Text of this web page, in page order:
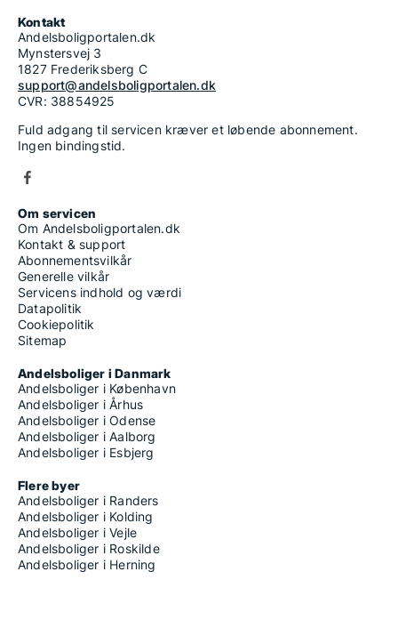
Kontakt
Andelsboligportalen.dk
Mynstersvej 3
1827 Frederiksberg C
support@andelsboligportalen.dk
CVR: 38854925
Fuld adgang til servicen kræver et løbende abonnement.
Ingen bindingstid.
Om servicen
Om Andelsboligportalen.dk
Kontakt & support
Abonnementsvilkår
Generelle vilkår
Servicens indhold og værdi
Datapolitik
Cookiepolitik
Sitemap
Andelsboliger i Danmark
Andelsboliger i København
Andelsboliger i Århus
Andelsboliger i Odense
Andelsboliger i Aalborg
Andelsboliger i Esbjerg
Flere byer
Andelsboliger i Randers
Andelsboliger i Kolding
Andelsboliger i Vejle
Andelsboliger i Roskilde
Andelsboliger i Herning